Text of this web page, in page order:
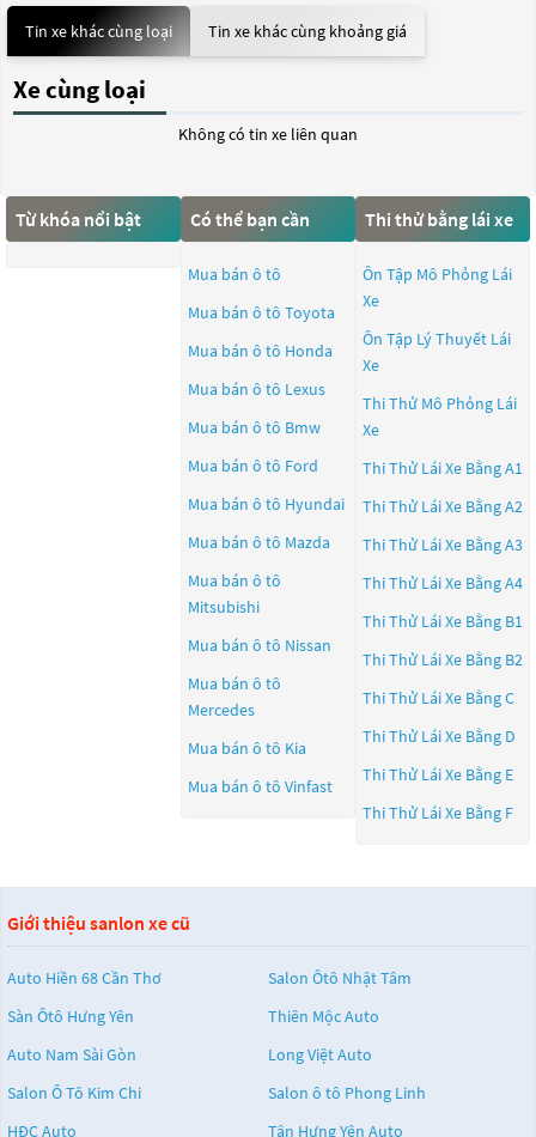
Tin xe khác cùng loại Tin xe khác cùng khoảng giá
Xe cùng loại
Không có tin xe liên quan
Từ khóa nổi bật Có thể bạn cần
Mua bán ô tô
Mua bán ô tô Toyota
Mua bán ô tô Honda
Mua bán ô tô Lexus
Mua bán ô tô Bmw
Mua bán ô tô Ford
Mua bán ô tô Hyundai
Mua bán ô tô Mazda
Mua bán ô tô
Mitsubishi
Mua bán ô tô Nissan
Mua bán ô tô
Mercedes
Mua bán ô tô Kia
Mua bán ô tô Vinfast
Thi thử bằng lái xe
Ôn Tập Mô Phỏng Lái
Xe
Ôn Tập Lý Thuyết Lái
Xe
Thi Thử Mô Phỏng Lái
Xe
Thi Thử Lái Xe Bằng A1
Thi Thử Lái Xe Bằng A2
Thi Thử Lái Xe Bằng A3
Thi Thử Lái Xe Bằng A4
Thi Thử Lái Xe Bằng B1
Thi Thử Lái Xe Bằng B2
Thi Thử Lái Xe Bằng C
Thi Thử Lái Xe Bằng D
Thi Thử Lái Xe Bằng E
Thi Thử Lái Xe Bằng F
Giới thiệu sanlon xe cũ
Auto Hiền 68 Cần Thơ
Salon Ôtô Nhật Tâm
Sàn Ôtô Hưng Yên
Thiên Mộc Auto
Auto Nam Sài Gòn
Long Việt Auto
Salon Ô Tô Kim Chi
Salon ô tô Phong Linh
HĐC Auto
Tân Hưng Yên Auto